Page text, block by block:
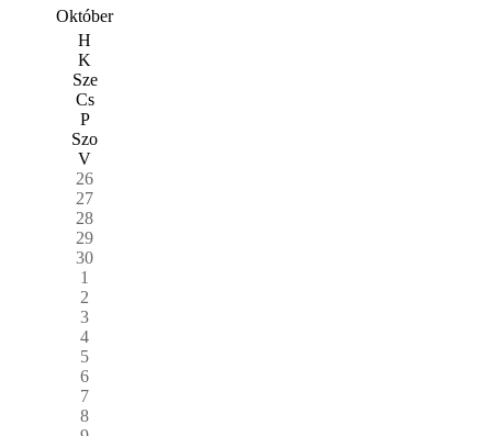
Október
H
K
Sze
Cs
P
Szo
V
26
27
28
29
30
1
2
3
4
5
6
7
8